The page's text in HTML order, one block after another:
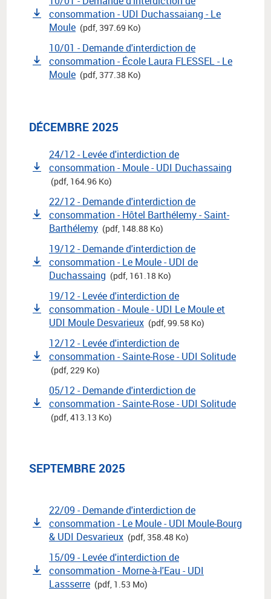
consommation - UDI Duchassaiang - Le
Moule (pdf, 397.69 Ko)
10/01 - Demande d'interdiction de
consommation - École Laura FLESSEL - Le
Moule (pdf, 377.38 Ko)
DÉCEMBRE 2025
24/12 - Levée d'interdiction de
consommation - Moule - UDI Duchassaing
(pdf, 164.96 Ko)
22/12 - Demande d'interdiction de
consommation - Hôtel Barthélemy - Saint-
Barthélemy (pdf, 148.88 Ko)
19/12 - Demande d'interdiction de
consommation - Le Moule - UDI de
Duchassaing (pdf, 161.18 Ko)
19/12 - Levée d'interdiction de
consommation - Moule - UDI Le Moule et
UDI Moule Desvarieux (pdf, 99.58 Ko)
12/12 - Levée d'interdiction de
consommation - Sainte-Rose - UDI Solitude
(pdf, 229 Ko)
05/12 - Demande d'interdiction de
consommation - Sainte-Rose - UDI Solitude
(pdf, 413.13 Ko)
SEPTEMBRE 2025
22/09 - Demande d'interdiction de
consommation - Le Moule - UDI Moule-Bourg
& UDI Desvarieux (pdf, 358.48 Ko)
15/09 - Levée d'interdiction de
consommation - Morne-à-l'Eau - UDI
Lassserre (pdf, 1.53 Mo)